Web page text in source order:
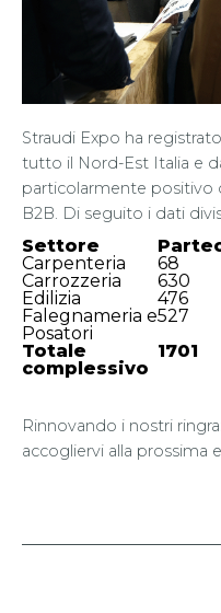
Straudi Expo ha registrato
tutto il Nord-Est Italia e
particolarmente positivo
B2B. Di seguito i dati
Settore
Carpenteria
68
Carrozzeria
630
Edilizia
476
Falegnameria e
Posatori
527
Totale
complessivo
1701
Rinnovando i nostri
accogliervi alla prossima